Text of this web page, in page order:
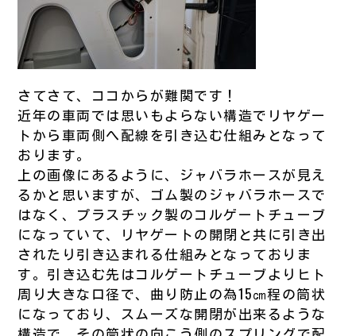
さてさて、ココからが難関です！
近年の車両では思いもよらない構造でリヤゲー
トから車両側へ配線を引き込む仕組みとなって
おります。
上の画像にあるように、ジャバラホースが見え
るかと思いますが、ゴム製のジャバラホースで
はなく、プラスチック製のコルゲートチューブ
になっていて、リヤゲートの開閉と共に引き出
されたり引き込まれる仕組みとなっておりま
す。引き込む先はコルゲートチューブよりヒト
周り大きな口径で、曲り防止の為15㎝程の筒状
になっており、スムーズな開閉が出来るような